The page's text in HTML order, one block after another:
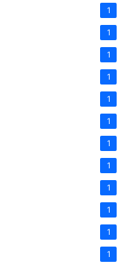
1
1
1
1
1
1
1
1
1
1
1
1